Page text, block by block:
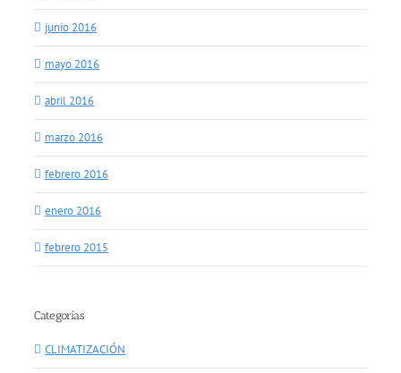
junio 2016
mayo 2016
abril 2016
marzo 2016
febrero 2016
enero 2016
febrero 2015
Categorías
CLIMATIZACIÓN